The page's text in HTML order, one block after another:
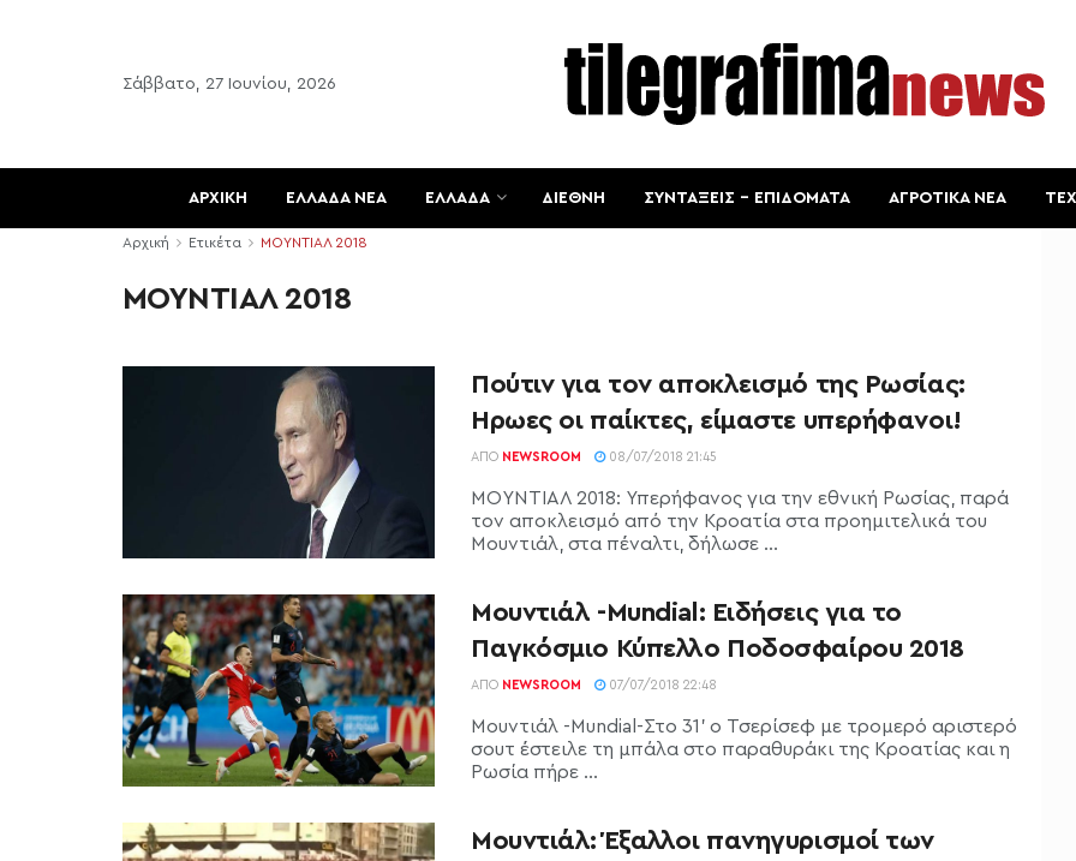
Σάββατο, 27 Ιουνίου, 2026
ΑΡΧΙΚΗ ΕΛΛΑΔΑ ΝΕΑ ΕΛΛΑΔΑ ΔΙΕΘΝΗ ΣΥΝΤΑΞΕΙΣ – ΕΠΙΔΟΜΑΤΑ ΑΓΡΟΤΙΚΑ ΝΕΑ
Αρχική Ετικέτα ΜΟΥΝΤΙΑΛ 2018
ΜΟΥΝΤΙΑΛ 2018
Πούτιν για τον αποκλεισμό της Ρωσίας:
Ηρωες οι παίκτες, είμαστε υπερήφανοι!
ΑΠΌ NEWSROOM 08/07/2018 21:45
ΜΟΥΝΤΙΑΛ 2018: Υπερήφανος για την εθνική Ρωσίας, παρά
τον αποκλεισμό από την Κροατία στα προημιτελικά του
Μουντιάλ, στα πέναλτι, δήλωσε ...
Μουντιάλ -Mundial: Ειδήσεις για το
Παγκόσμιο Κύπελλο Ποδοσφαίρου 2018
ΑΠΌ NEWSROOM 07/07/2018 22:48
Μουντιάλ -Mundial-Στο 31' ο Τσερίσεφ με τρομερό αριστερό
σουτ έστειλε τη μπάλα στο παραθυράκι της Κροατίας και η
Ρωσία πήρε ...
Μουντιάλ: Έξαλλοι πανηγυρισμοί των